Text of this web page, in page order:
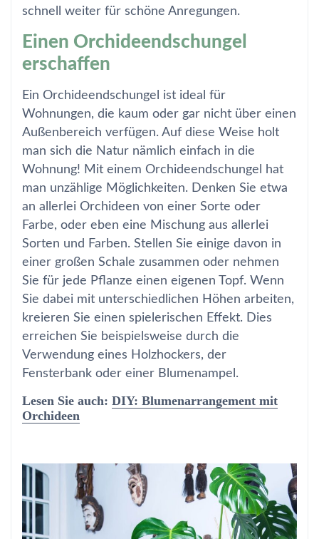
schnell weiter für schöne Anregungen.
Einen Orchideendschungel
erschaffen
Ein Orchideendschungel ist ideal für
Wohnungen, die kaum oder gar nicht über einen
Außenbereich verfügen. Auf diese Weise holt
man sich die Natur nämlich einfach in die
Wohnung! Mit einem Orchideendschungel hat
man unzählige Möglichkeiten. Denken Sie etwa
an allerlei Orchideen von einer Sorte oder
Farbe, oder eben eine Mischung aus allerlei
Sorten und Farben. Stellen Sie einige davon in
einer großen Schale zusammen oder nehmen
Sie für jede Pflanze einen eigenen Topf. Wenn
Sie dabei mit unterschiedlichen Höhen arbeiten,
kreieren Sie einen spielerischen Effekt. Dies
erreichen Sie beispielsweise durch die
Verwendung eines Holzhockers, der
Fensterbank oder einer Blumenampel.
Lesen Sie auch: DIY: Blumenarrangement mit
Orchideen